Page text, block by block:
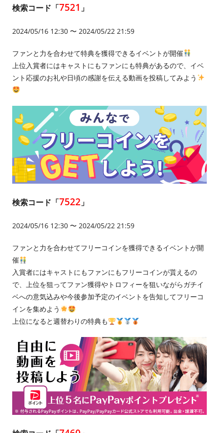
検索コード「7521 」
2024/05/16 12:30 〜 2024/05/22 21:59
ファンと力を合わせて特典を獲得できるイベントが開催
上位入賞者にはキャストにもファンにも特典があるので、イベ
ント応援のお礼や日頃の感謝を伝える動画を投稿してみよう
検索コード「7522 」
2024/05/16 12:30 〜 2024/05/22 21:59
ファンと力を合わせてフリーコインを獲得できるイベントが開
催
入賞者にはキャストにもファンにもフリーコインが貰えるの
で、上位を狙ってファン獲得やトロフィーを狙いながらガチイ
ベへの意気込みや今後参加予定のイベントを告知してフリーコ
インを集めよう
上位になると週替わりの特典も